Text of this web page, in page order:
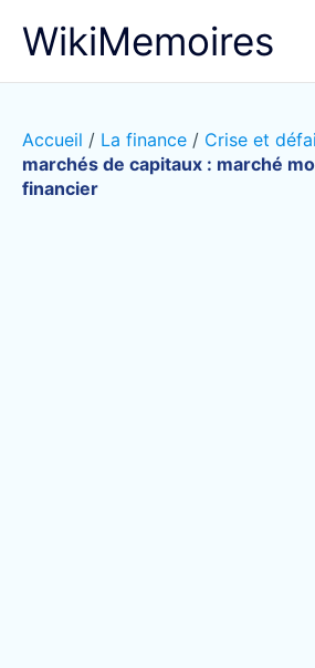
WikiMemoires
Accueil / La finance / Crise et
marchés de capitaux : marché
financier